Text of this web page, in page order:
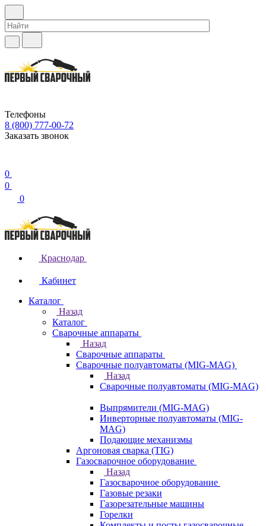
Телефоны
8 (800) 777-00-72
Заказать звонок
0
0
0
Краснодар
Кабинет
Каталог
Назад
Каталог
Сварочные аппараты
Назад
Сварочные аппараты
Сварочные полуавтоматы (MIG-MAG)
Назад
Сварочные полуавтоматы (MIG-MAG)
Выпрямители (MIG-MAG)
Инверторные полуавтоматы (MIG-
MAG)
Подающие механизмы
Аргоновая сварка (TIG)
Газосварочное оборудование
Назад
Газосварочное оборудование
Газовые резаки
Газорезательные машины
Горелки